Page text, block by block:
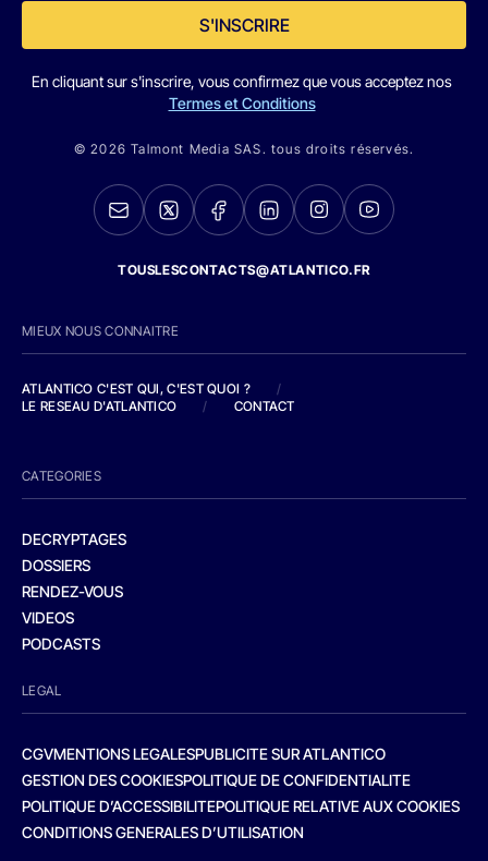
S'INSCRIRE
En cliquant sur s'inscrire, vous confirmez que vous acceptez nos
Termes et Conditions
© 2026 Talmont Media SAS. tous droits réservés.
TOUSLESCONTACTS@ATLANTICO.FR
MIEUX NOUS CONNAITRE
ATLANTICO C'EST QUI, C'EST QUOI ?
/
LE RESEAU D'ATLANTICO
/ CONTACT
CATEGORIES
DECRYPTAGES
DOSSIERS
RENDEZ-VOUS
VIDEOS
PODCASTS
LEGAL
CGVMENTIONS LEGALESPUBLICITE SUR ATLANTICO
GESTION DES COOKIESPOLITIQUE DE CONFIDENTIALITE
POLITIQUE D’ACCESSIBILITEPOLITIQUE RELATIVE AUX COOKIES
CONDITIONS GENERALES D’UTILISATION